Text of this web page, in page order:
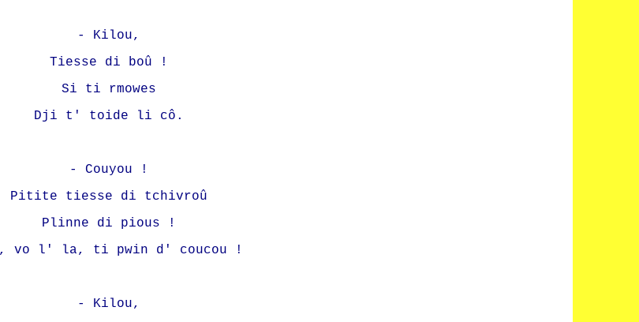
- Kilou,
Tiesse di boû !
Si ti rmowes
Dji t' toide li cô.
- Couyou !
Pitite tiesse di tchivroû
Plinne di pious !
vo l' la, ti pwin d' coucou !
- Kilou,